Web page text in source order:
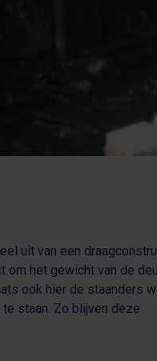
uit van een
het gewicht van de
ook hier de staanders
staan. Zo blijven deze